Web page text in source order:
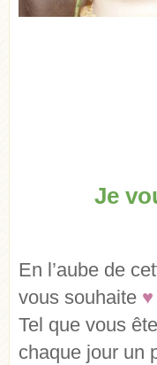
Je
En l’aube de
vous souhaite ♥
Tel que vous
chaque jour un